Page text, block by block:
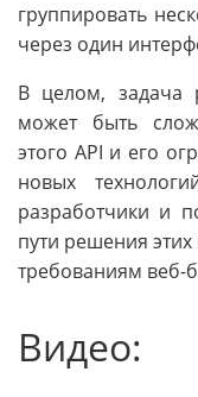
группировать
через один
В целом, задача
может быть
этого API и его
новых
разработчики и
пути решения
требованиям веб-
Видео: